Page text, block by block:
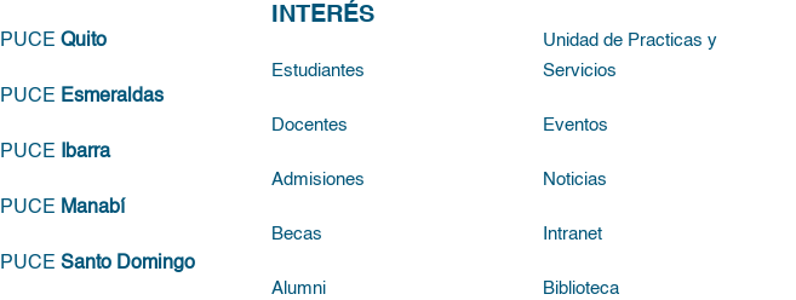
PUCE Quito
PUCE Esmeraldas
PUCE Ibarra
PUCE Manabí
PUCE Santo Domingo
INTERÉS
Estudiantes
Docentes
Admisiones
Becas
Alumni
Unidad de Practicas y
Servicios
Eventos
Noticias
Intranet
Biblioteca